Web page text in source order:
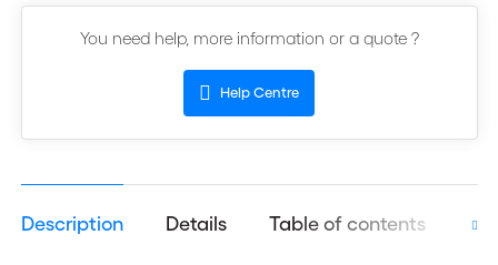
You need help, more information or a quote ?
Help Centre
Description Details Table of contents